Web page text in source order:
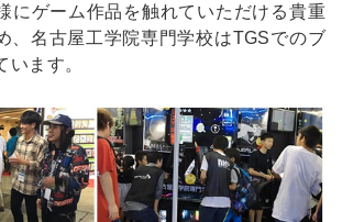
にゲーム作品を触れていただける貴重
、名古屋工学院専門学校はTGSでのブ
います。